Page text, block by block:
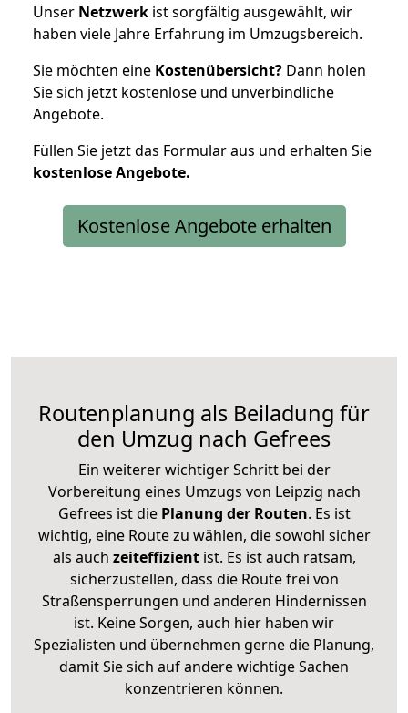
Unser Netzwerk ist sorgfältig ausgewählt, wir
haben viele Jahre Erfahrung im Umzugsbereich.
Sie möchten eine Kostenübersicht? Dann holen
Sie sich jetzt kostenlose und unverbindliche
Angebote.
Füllen Sie jetzt das Formular aus und erhalten Sie
kostenloseAngebote.
Kostenlose Angebote erhalten
Routenplanung als Beiladung für
den Umzug nach Gefrees
Ein weiterer wichtiger Schritt bei der
Vorbereitung eines Umzugs von Leipzig nach
Gefrees ist diePlanung der Routen. Es ist
wichtig, eine Route zu wählen, die sowohl sicher
als auch zeiteffizientist. Es ist auch ratsam,
sicherzustellen, dass die Route frei von
Straßensperrungen und anderen Hindernissen
ist. Keine Sorgen, auch hier haben wir
Spezialisten und übernehmen gerne die Planung,
damit Sie sich auf andere wichtige Sachen
konzentrieren können.